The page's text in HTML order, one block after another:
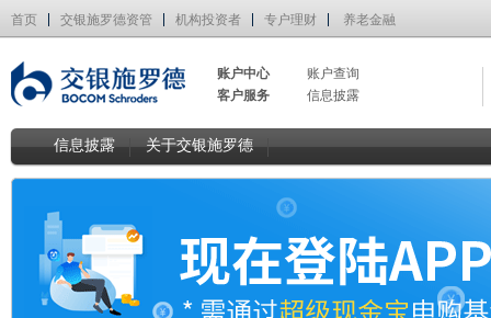
首页 交银施罗德资管 机构投资者 专户理财 养老金融
账户中心
账户查询
客户服务
信息披露
信息披露 关于交银施罗德